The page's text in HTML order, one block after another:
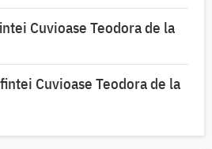
Cuvioase Teodora de la
Cuvioase Teodora de la